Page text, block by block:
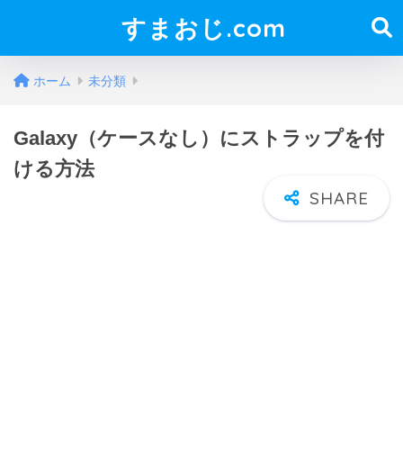
すまおじ.com
ホーム 未分類
Galaxy（ケースなし）にストラップを付
ける方法